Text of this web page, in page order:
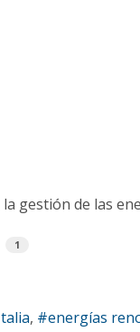
la gestión de las
1
energías